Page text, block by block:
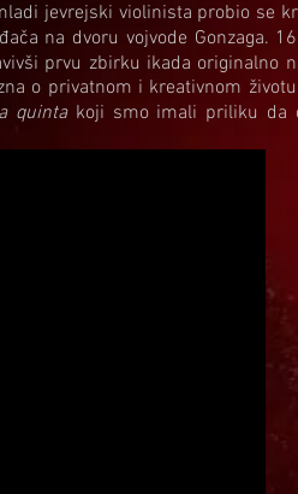
jevrejski violinista probio se
na dvoru vojvode Gonzaga.
prvu zbirku ikada originalno
o privatnom i kreativnom
quintakoji smo imali priliku da